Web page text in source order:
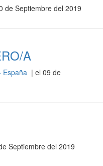
de Septiembre del 2019
A
España | el 09 de
Septiembre del 2019